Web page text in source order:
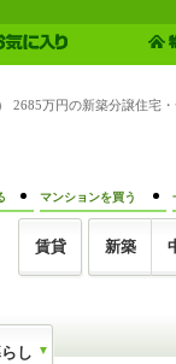
万円の新築分譲住宅
賃貸
マンションを買う
新築
し